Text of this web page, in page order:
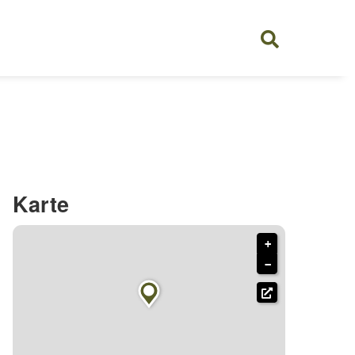
Karte

+
−